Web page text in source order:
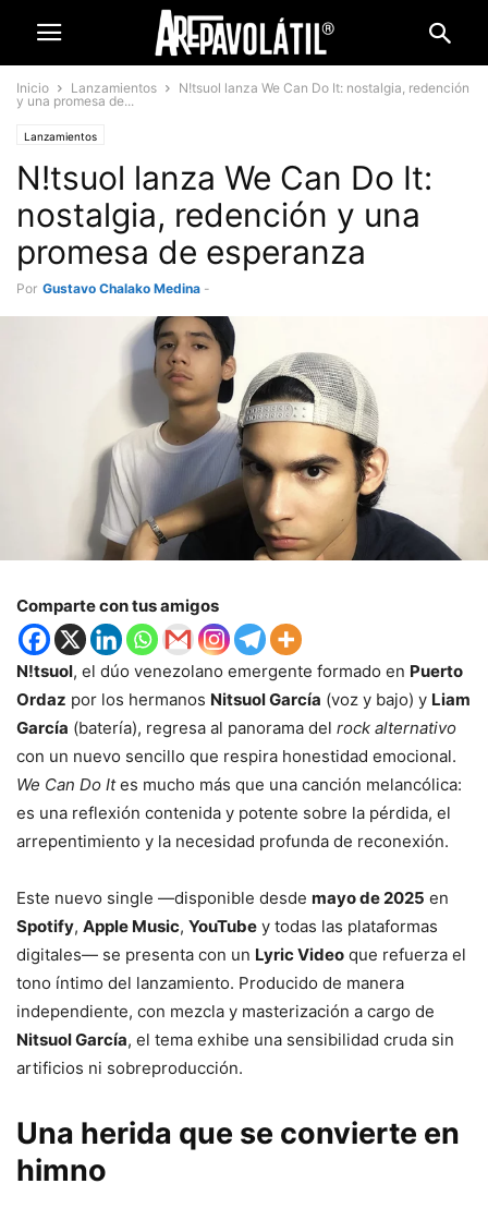
Inicio Lanzamientos
N!tsuol lanza We Can Do It: nostalgia, redención
y una promesa de...
Lanzamientos
N!tsuol lanza We Can Do It:
nostalgia, redención y una
promesa de esperanza
Por Gustavo Chalako Medina -
Comparte con tus amigos
N!tsuol, el dúo venezolano emergente formado en Puerto
Ordaz por los hermanos Nitsuol García (voz y bajo) y Liam
García (batería), regresa al panorama del rock alternativo
con un nuevo sencillo que respira honestidad emocional.
We Can Do Ites mucho más que una canción melancólica:
es una reflexión contenida y potente sobre la pérdida, el
arrepentimiento y la necesidad profunda de reconexión.
Este nuevo single —disponible desde mayo de 2025 en
Spotify, Apple Music, YouTube y todas las plataformas
digitales— se presenta con un Lyric Video que refuerza el
tono íntimo del lanzamiento. Producido de manera
independiente, con mezcla y masterización a cargo de
Nitsuol García, el tema exhibe una sensibilidad cruda sin
artificios ni sobreproducción.
Una herida que se convierte en
himno